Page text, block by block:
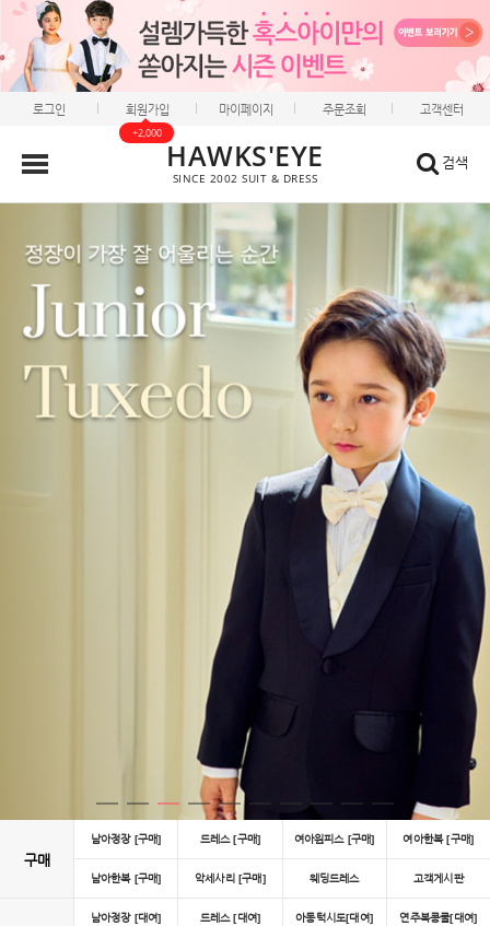
로그인 회원가입
+2,000
마이페이지 주문조회 고객센터
HAWKS'EYE
SINCE 2002 SUIT & DRESS
검색
구매
남아정장 [구매] 드레스 [구매] 여아원피스 [구매] 여아한복 [구매]
남아한복 [구매] 악세사리 [구매] 웨딩드레스 고객게시판
남아정장 [대여] 드레스 [대여] 아동턱시도[대여] 연주복콩쿨[대여]